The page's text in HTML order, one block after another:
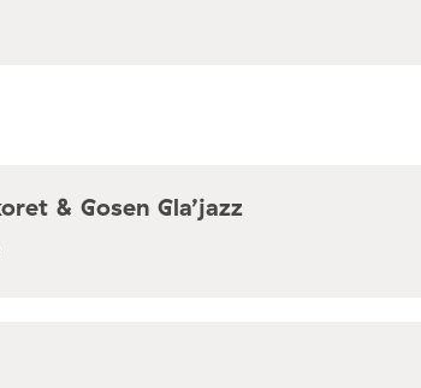
& Gosen Gla’jazz